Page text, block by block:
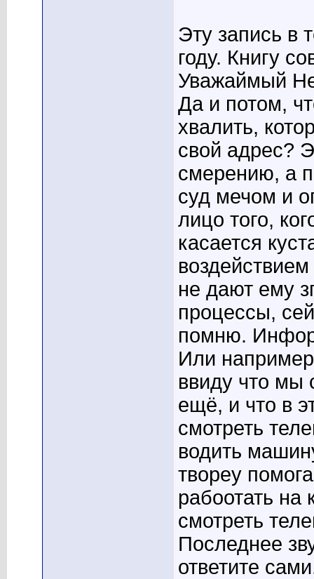
Эту запись в
году. Книгу
Уважаймый
Да и потом,
хвалить,
свой адрес?
смерению, а
суд мечом и
лицо того,
касается
не дают ему
процессы,
помню.
Или
ввиду что мы
ещё, и что в
смотреть
водить
твореу
рабоотать на
смотреть
Последнее
ответите